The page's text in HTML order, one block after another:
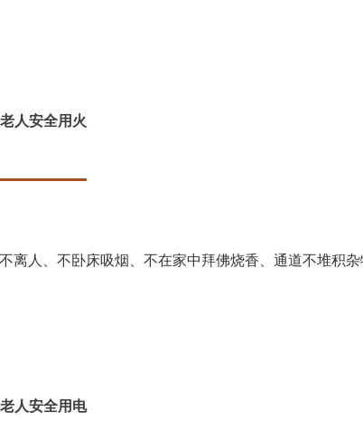
人安全用火
人、不卧床吸烟、不在家中拜佛烧香、通道不堆积杂
人安全用电